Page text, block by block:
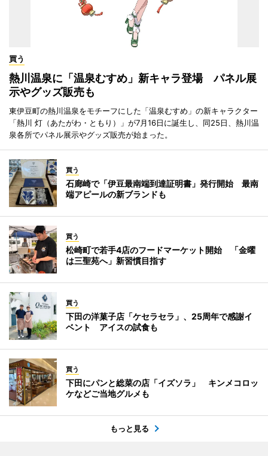
買う
熱川温泉に「温泉むすめ」新キャラ登場 パネル展
示やグッズ販売も
東伊豆町の熱川温泉をモチーフにした「温泉むすめ」の新キャラクター
「熱川 灯（あたがわ・ともり）」が7月16日に誕生し、同25日、熱川温
泉各所でパネル展示やグッズ販売が始まった。
買う
石廊崎で「伊豆最南端到達証明書」発行開始 最南
端アピールの新ブランドも
買う
松崎町で若手4店のフードマーケット開始 「金曜
は三聖苑へ」新習慣目指す
買う
下田の洋菓子店「ケセラセラ」、25周年で感謝イ
ベント アイスの試食も
買う
下田にパンと総菜の店「イズソラ」 キンメコロッ
ケなどご当地グルメも
もっと見る